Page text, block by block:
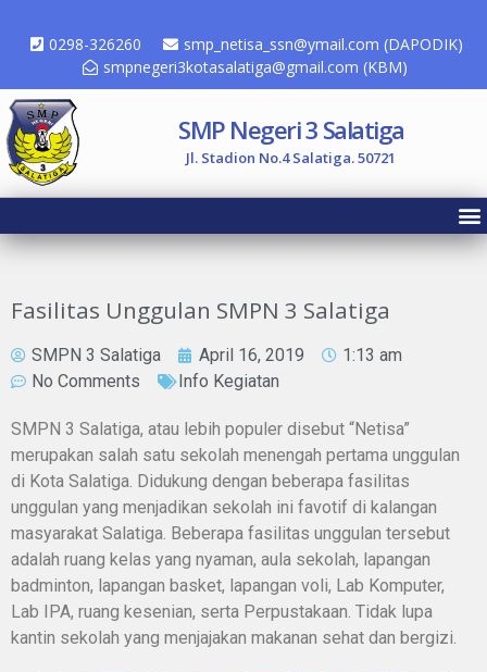
0298-326260
smp_netisa_ssn@ymail.com (DAPODIK)
smpnegeri3kotasalatiga@gmail.com (KBM)
SMP Negeri 3 Salatiga
Jl. Stadion No.4 Salatiga. 50721
Fasilitas Unggulan SMPN 3 Salatiga
SMPN 3 Salatiga April 16, 2019
1:13 am
No Comments
Info Kegiatan
SMPN 3 Salatiga, atau lebih populer disebut “Netisa”
merupakan salah satu sekolah menengah pertama unggulan
di Kota Salatiga. Didukung dengan beberapa fasilitas
unggulan yang menjadikan sekolah ini favotif di kalangan
masyarakat Salatiga. Beberapa fasilitas unggulan tersebut
adalah ruang kelas yang nyaman, aula sekolah, lapangan
badminton, lapangan basket, lapangan voli, Lab Komputer,
Lab IPA, ruang kesenian, serta Perpustakaan. Tidak lupa
kantin sekolah yang menjajakan makanan sehat dan bergizi.